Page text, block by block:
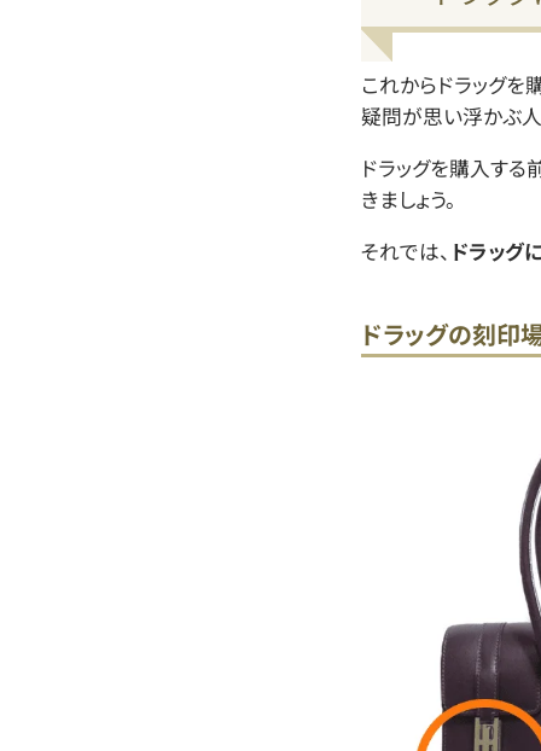
これからドラッグを
疑問が思い浮かぶ人
ドラッグを購入す
きましょう。
それでは、 ドラッグ
ドラッグの刻印